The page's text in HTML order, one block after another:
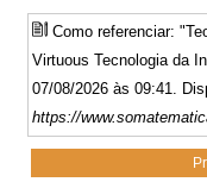
Como referenciar:
Virtuous Tecnologia da
07/08/2026 às 09:41.
https://